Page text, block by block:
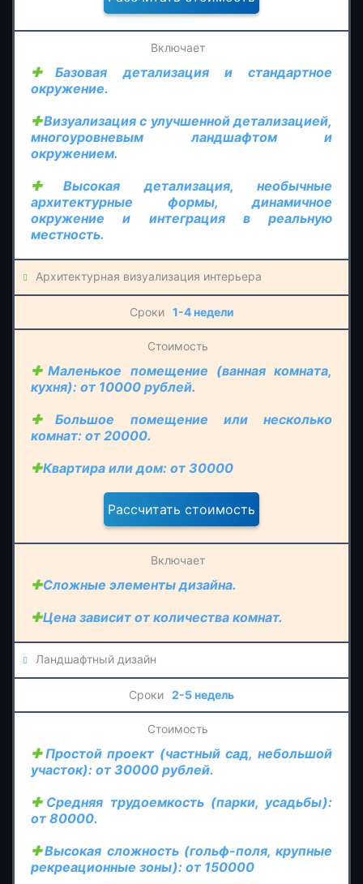
Базовая детализация и стандартное
окружение.
Визуализация с улучшенной детализацией,
многоуровневым ландшафтом и
окружением.
Высокая детализация, необычные
архитектурные формы, динамичное
окружение и интеграция в реальную
местность.
Архитектурная визуализация интерьера
1-4 недели
Маленькое помещение (ванная комната,
кухня): от 10000 рублей.
Большое помещение или несколько
комнат: от 20000.
Квартира или дом: от 30000
Сложные элементы дизайна.
Цена зависит от количества комнат.
Ландшафтный дизайн
2-5 недель
Простой проект (частный сад, небольшой
участок): от 30000 рублей.
Средняя трудоемкость (парки, усадьбы):
от 80000.
Высокая сложность (гольф-поля, крупные
рекреационные зоны): от 150000